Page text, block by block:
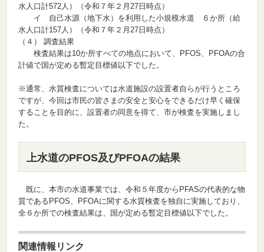
水人口計572人）（令和７年２月27日時点）
イ 自己水源（地下水）を利用した小規模水道 ６か所（給
水人口計157人）（令和７年２月27日時点）
（４） 調査結果
検査結果は10か所すべての地点において、PFOS、PFOAの合
計値で国が定める暫定目標値以下でした。
※通常、水質検査については水道施設の設置者自らが行うところ
ですが、今回は市民の皆さまの安全と安心をできるだけ早く確保
することを目的に、設置者の同意を得て、市が検査を実施しまし
た。
上水道のPFOS及びPFOAの結果
既に、本市の水道事業では、令和５年度からPFASの代表的な物
質であるPFOS、PFOAに関する水質検査を独自に実施しており、
全６か所での検査結果は、国が定める暫定目標値以下でした。
関連情報リンク